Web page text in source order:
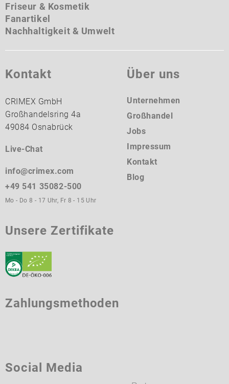
Friseur & Kosmetik
Fanartikel
Nachhaltigkeit & Umwelt
Kontakt
CRIMEX GmbH
Großhandelsring 4a
49084 Osnabrück
Live-Chat
info@crimex.com
+49 541 35082-500
Mo - Do 8 - 17 Uhr, Fr 8 - 15 Uhr
Über uns
Unternehmen
Großhandel
Jobs
Impressum
Kontakt
Blog
Unsere Zertifikate
Zahlungsmethoden
Social Media